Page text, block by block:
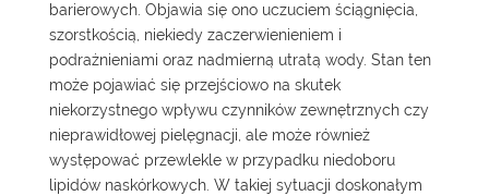
barierowych. Objawia się ono uczuciem ściągnięcia,
szorstkością, niekiedy zaczerwienieniem i
podrażnieniami oraz nadmierną utratą wody. Stan ten
może pojawiać się przejściowo na skutek
niekorzystnego wpływu czynników zewnętrznych czy
nieprawidłowej pielęgnacji, ale może również
występować przewlekle w przypadku niedoboru
lipidów naskórkowych. W takiej sytuacji doskonałym